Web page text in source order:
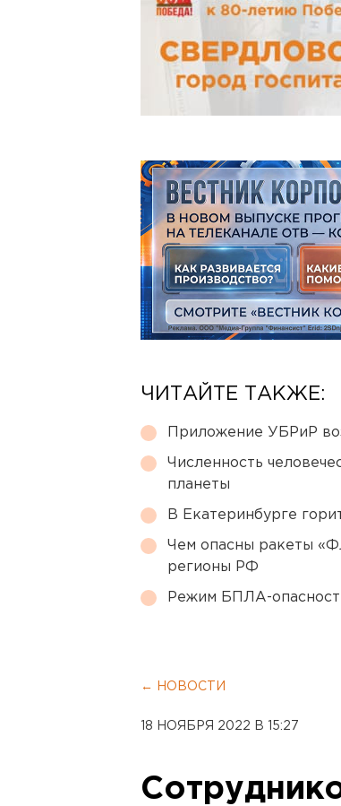
ЧИТАЙТЕ ТАКЖЕ:
Приложение УБРиР
Численность
планеты
В Екатеринбурге
Чем опасны ракеты
регионы РФ
Режим БПЛА-
← НОВОСТИ
18 НОЯБРЯ 2022 В 15:27